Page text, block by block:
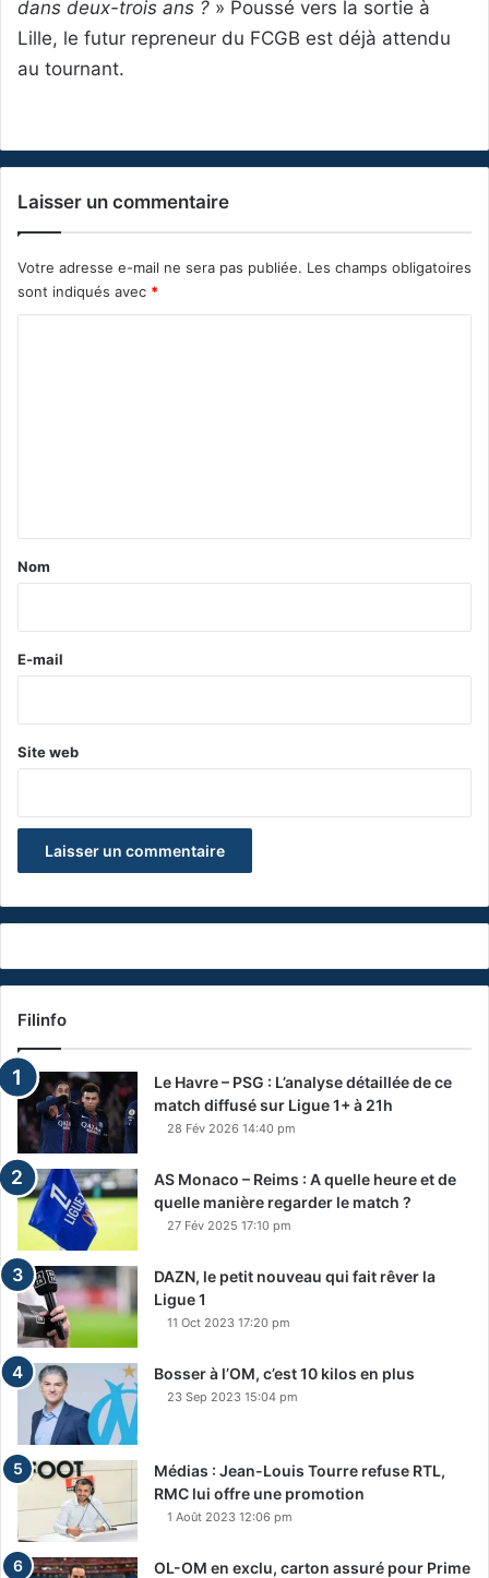
dans deux-trois ans ? » Poussé vers la sortie à
Lille, le futur repreneur du FCGB est déjà attendu
au tournant.
Laisser un commentaire
Votre adresse e-mail ne sera pas publiée. Les champs obligatoires
sont indiqués avec *
a
e
Nom
E-mail
Site web
Filinfo
Le Havre – PSG : L’analyse détaillée de ce
match diffusé sur Ligue 1+ à 21h
28 Fév 2026 14:40 pm
AS Monaco – Reims : A quelle heure et de
quelle manière regarder le match ?
27 Fév 2025 17:10 pm
DAZN, le petit nouveau qui fait rêver la
Ligue 1
11 Oct 2023 17:20 pm
Bosser à l’OM, c’est 10 kilos en plus
23 Sep 2023 15:04 pm
Médias : Jean-Louis Tourre refuse RTL,
RMC lui offre une promotion
1 Août 2023 12:06 pm
OL-OM en exclu, carton assuré pour Prime